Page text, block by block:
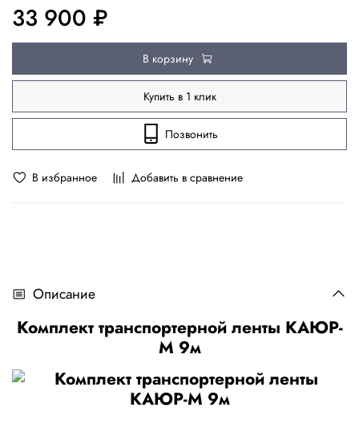
В избранное Добавить в сравнение
33 900 ₽
В корзину
Купить в 1 клик
Позвонить
Описание
Комплект транспортерной ленты КАЮР-
М 9м